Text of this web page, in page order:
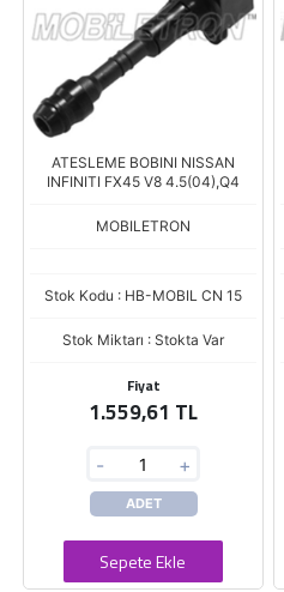
ATESLEME BOBINI NISSAN
INFINITI FX45 V8 4.5(04),Q4
MOBILETRON
Stok Kodu : HB-MOBIL CN 15
Stok Miktarı : Stokta Var
Fiyat
1.559,61 TL
- +
ADET
Sepete Ekle